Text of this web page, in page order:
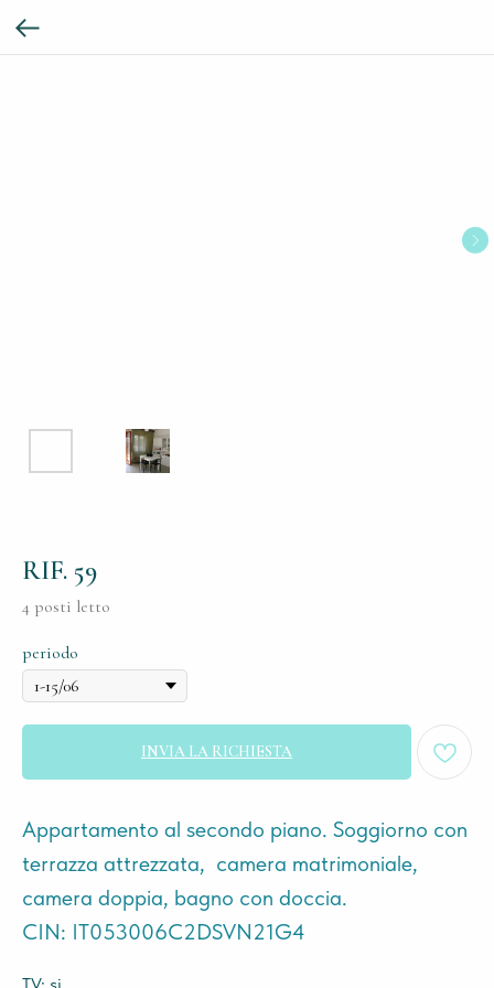
RIF. 59
4 posti letto
periodo
INVIA LA RICHIESTA
Appartamento al secondo piano. Soggiorno con
terrazza attrezzata, camera matrimoniale,
camera doppia, bagno con doccia.
CIN: IT053006C2DSVN21G4